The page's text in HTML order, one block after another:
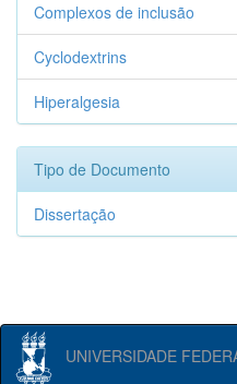
Complexos de inclusão
Cyclodextrins
Hiperalgesia
Tipo de Documento
Dissertação
UNIVERSIDADE